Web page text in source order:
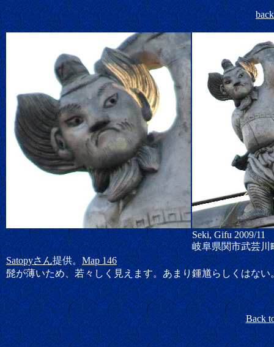
Seki, Gifu 2009/11
岐阜県関市武芸川
Satopyさん提供。Map 146
髭が薄いため、若々しく見えます。あまり鍾馗らしくはない
Back